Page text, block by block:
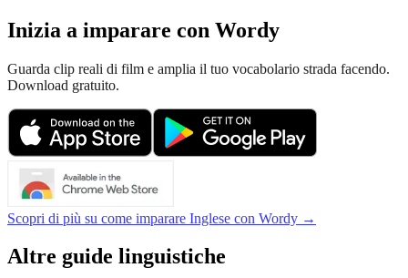
Inizia a imparare con Wordy
Guarda clip reali di film e amplia il tuo vocabolario strada facendo.
Download gratuito.
Scopri di più su come imparare Inglese con Wordy →
Altre guide linguistiche